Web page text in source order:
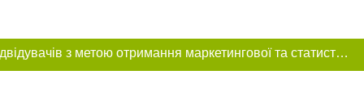
Цей сайт використовує «cookies». Також веб-сайт використовує інтернет-сервіс для збору технічних даних стосовно відвідувачів з метою отримання маркетингової та статистичної інформації. Умови обробки даних відвідувачів сайту див.